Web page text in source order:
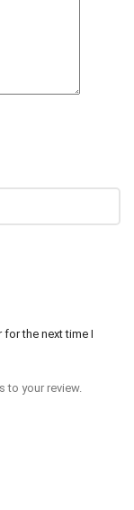
the next time I
to your review.